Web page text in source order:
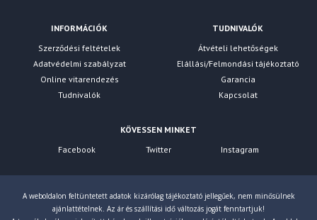
INFORMÁCIÓK
Szerződési feltételek
Adatvédelmi szabályzat
Online vitarendezés
Tudnivalók
TUDNIVALÓK
Átvételi lehetőségek
Elállási/Felmondási tájékoztató
Garancia
Kapcsolat
KÖVESSEN MINKET
Facebook
Twitter Instagram
A weboldalon feltüntetett adatok kizárólag tájékoztató jellegűek, nem minősülnek
ajánlattételnek. Az ár és szállítási idő változás jogát fenntartjuk!